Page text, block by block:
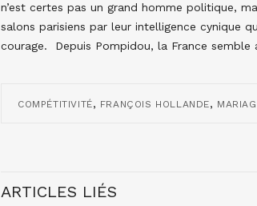
n’est certes pas un grand homme politique,
salons parisiens par leur intelligence cynique
courage. Depuis Pompidou, la France semble
COMPÉTITIVITÉ, FRANÇOIS HOLLANDE,
ARTICLES LIÉS